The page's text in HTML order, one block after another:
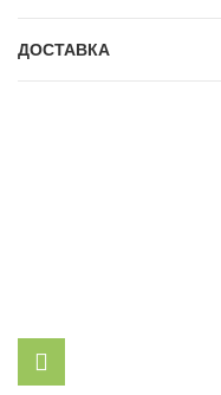
ДОСТАВКА